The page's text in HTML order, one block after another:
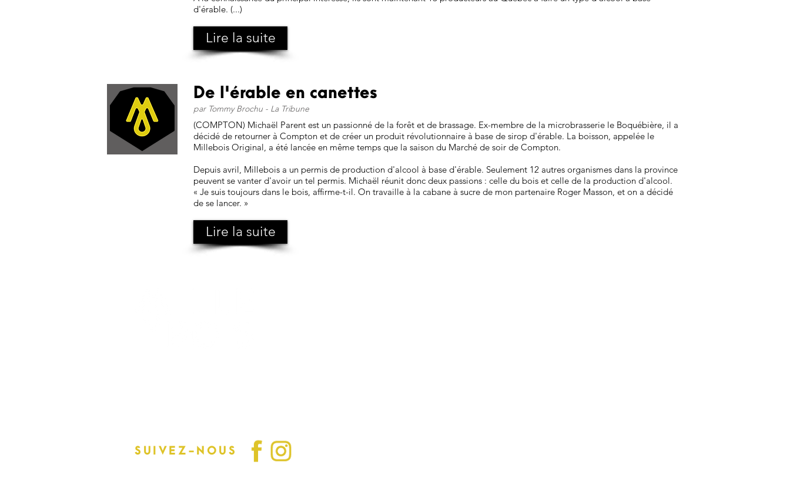
d'érable. (...)
Lire la suite
De l'érable en canettes
par Tommy Brochu - La Tribune
(COMPTON) Michaël Parent est un passionné de la forêt et de brassage. Ex-membre de la microbrasserie le Boquébière, il a
décidé de retourner à Compton et de créer un produit révolutionnaire à base de sirop d'érable. La boisson, appelée le
Millebois Original, a été lancée en même temps que la saison du Marché de soir de Compton.
Depuis avril, Millebois a un permis de production d'alcool à base d'érable. Seulement 12 autres organismes dans la province
peuvent se vanter d'avoir un tel permis. Michaël réunit donc deux passions : celle du bois et celle de la production d'alcool.
« Je suis toujours dans le bois, affirme-t-il. On travaille à la cabane à sucre de mon partenaire Roger Masson, et on a décidé
de se lancer. »
Lire la suite
SUIVEZ-NOUS